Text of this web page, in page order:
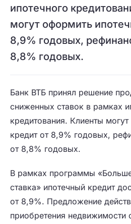
ипотечного
могут оформить
8,9% годовых,
8,8% годовых.
Банк ВТБ принял решение
сниженных ставок в рамках
кредитования. Клиенты
кредит от 8,9% годовых,
от 8,8% годовых.
В рамках программы
ставка» ипотечный кредит
от 8,9%. Предложение
приобретения недвижимости